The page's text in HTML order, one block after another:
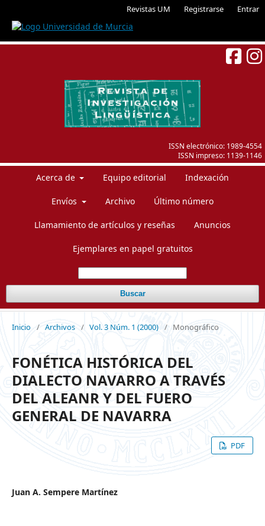
Revistas UM Registrarse Entrar
ISSN electrónico: 1989-4554
ISSN impreso: 1139-1146
Acerca de Equipo editorial Indexación
Envíos Archivo Último número
Llamamiento de artículos y reseñas Anuncios
Ejemplares en papel gratuitos
Buscar
Inicio / Archivos / Vol. 3 Núm. 1 (2000) / Monográfico
FONÉTICA HISTÓRICA DEL
DIALECTO NAVARRO A TRAVÉS
DEL ALEANR Y DEL FUERO
GENERAL DE NAVARRA
PDF
Juan A. Sempere Martínez